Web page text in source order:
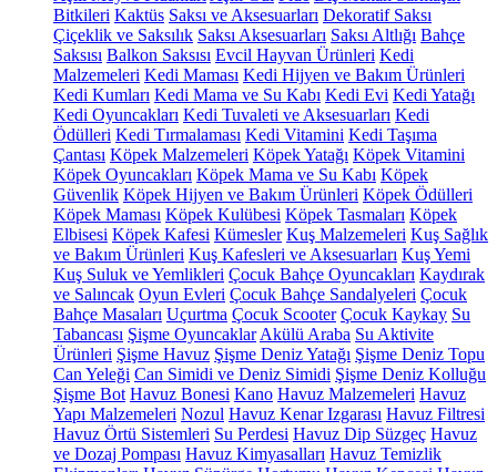
Bitkileri Kaktüs Saksı ve Aksesuarları Dekoratif Saksı
Çiçeklik ve Saksılık Saksı Aksesuarları Saksı Altlığı Bahçe
Saksısı Balkon Saksısı Evcil Hayvan Ürünleri Kedi
Malzemeleri Kedi Maması Kedi Hijyen ve Bakım Ürünleri
Kedi Kumları Kedi Mama ve Su Kabı Kedi Evi Kedi Yatağı
Kedi Oyuncakları Kedi Tuvaleti ve Aksesuarları Kedi
Ödülleri Kedi Tırmalaması Kedi Vitamini Kedi Taşıma
Çantası Köpek Malzemeleri Köpek Yatağı Köpek Vitamini
Köpek Oyuncakları Köpek Mama ve Su Kabı Köpek
Güvenlik Köpek Hijyen ve Bakım Ürünleri Köpek Ödülleri
Köpek Maması Köpek Kulübesi Köpek Tasmaları Köpek
Elbisesi Köpek Kafesi Kümesler Kuş Malzemeleri Kuş Sağlık
ve Bakım Ürünleri Kuş Kafesleri ve Aksesuarları Kuş Yemi
Kuş Suluk ve Yemlikleri Çocuk Bahçe Oyuncakları Kaydırak
ve Salıncak Oyun Evleri Çocuk Bahçe Sandalyeleri Çocuk
Bahçe Masaları Uçurtma Çocuk Scooter Çocuk Kaykay Su
Tabancası Şişme Oyuncaklar Akülü Araba Su Aktivite
Ürünleri Şişme Havuz Şişme Deniz Yatağı Şişme Deniz Topu
Can Yeleği Can Simidi ve Deniz Simidi Şişme Deniz Kolluğu
Şişme Bot Havuz Bonesi Kano Havuz Malzemeleri Havuz
Yapı Malzemeleri Nozul Havuz Kenar Izgarası Havuz Filtresi
Havuz Örtü Sistemleri Su Perdesi Havuz Dip Süzgeç Havuz
ve Dozaj Pompası Havuz Kimyasalları Havuz Temizlik